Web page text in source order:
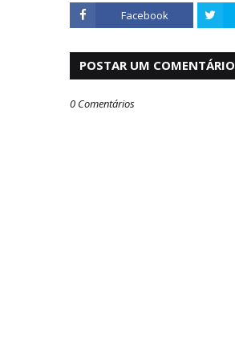
Facebook
POSTAR UM COMENTÁRIO
0 Comentários